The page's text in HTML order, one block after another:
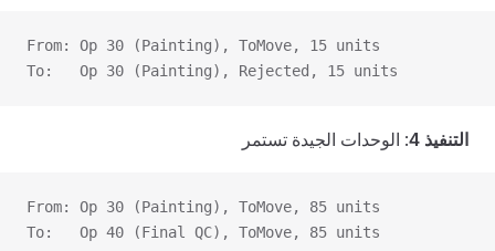
From: Op 30 (Painting), ToMove, 15 units
To:   Op 30 (Painting), Rejected, 15 units
التنفيذ 4 : الوحدات الجيدة تستمر
From: Op 30 (Painting), ToMove, 85 units
To:   Op 40 (Final QC), ToMove, 85 units